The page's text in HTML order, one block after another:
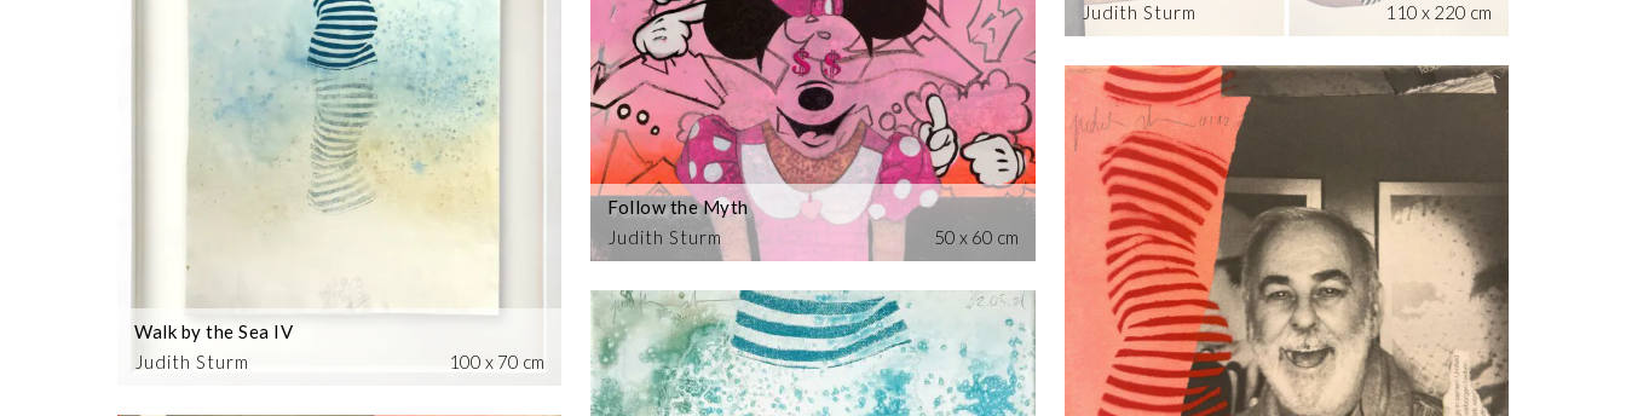
Judith Sturm
Walk by the Sea IV
100 x 70 cm
Judith Sturm
Follow the Myth
50 x 60 cm
Judith Sturm
110 x 220 cm